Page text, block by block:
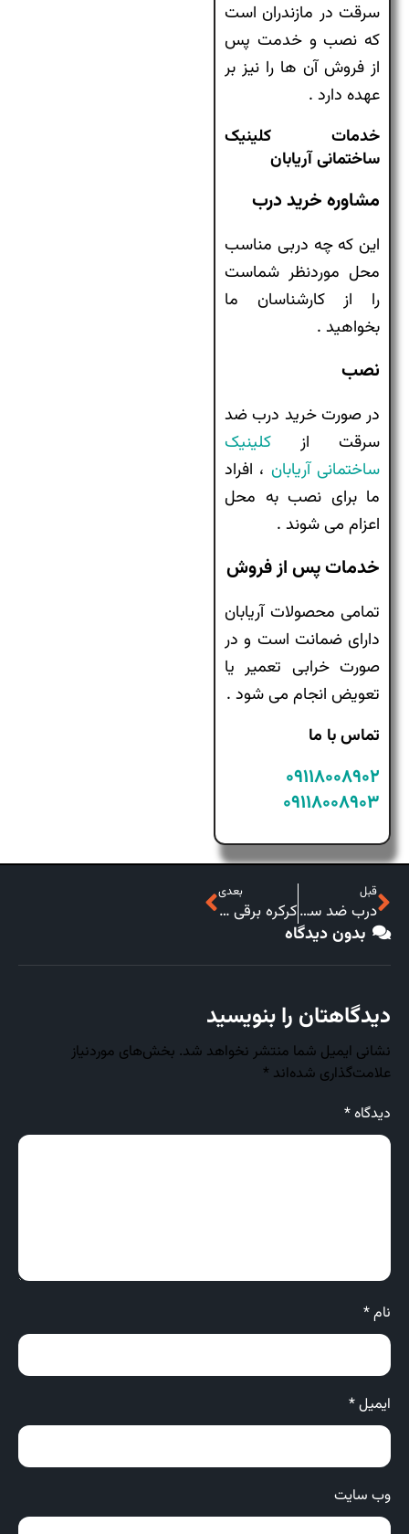
سرقت در مازندران است
که نصب و خدمت پس
از فروش آن ها را نیز بر
عهده دارد .
خدمات کلینیک
ساختمانی آریابان
مشاوره خرید درب
این که چه دربی مناسب
محل موردنظر شماست
را از کارشناسان ما
بخواهید .
نصب
در صورت خرید درب ضد
سرقت از کلینیک
ساختمانی آریابان ، افراد
ما برای نصب به محل
اعزام می شوند .
خدمات پس از فروش
تمامی محصولات آریابان
دارای ضمانت است و در
صورت خرابی تعمیر یا
تعویض انجام می شود .
تماس با ما
۰۹۱۱۸۰۰۸۹۰۲
۰۹۱۱۸۰۰۸۹۰۳
بدون دیدگاه
دیدگاهتان را بنویسید
نشانی ایمیل شما منتشر نخواهد شد. بخش‌های موردنیاز
علامت‌گذاری شده‌اند *
دیدگاه*
نام*
ایمیل*
وب‌ سایت
قبل
درب ضد سرقت ارزان در مازندران
بعدی
کرکره برقی در مازندران